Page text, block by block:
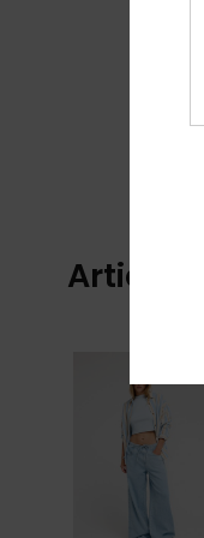
Articles